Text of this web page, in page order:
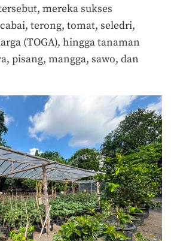
mereka sukses
terong, tomat, seledri,
(TOGA), hingga tanaman
pisang, mangga, sawo, dan